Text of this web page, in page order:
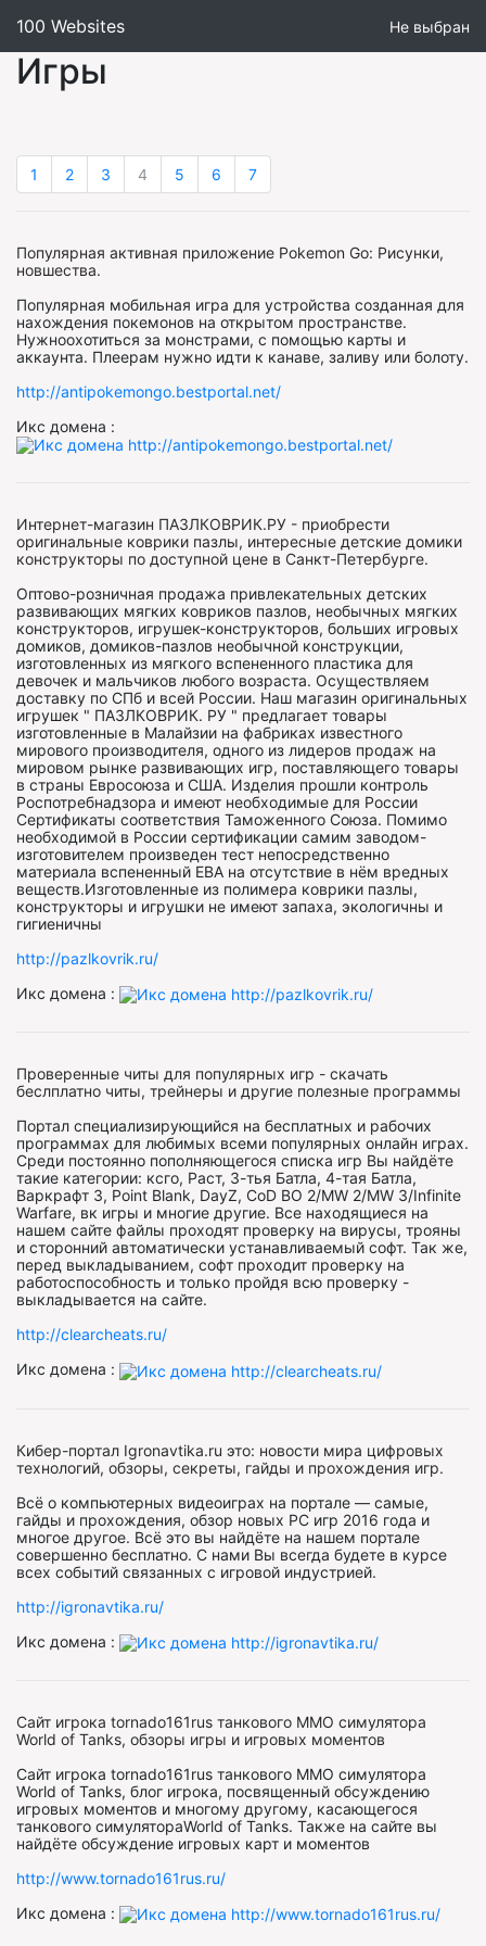
100 Websites Не выбран
Игры
1 2 3 4 5 6 7
Популярная активная приложение Pokemon Go: Рисунки,
новшества.
Популярная мобильная игра для устройства созданная для
нахождения покемонов на открытом пространстве.
Нужноохотиться за монстрами, с помощью карты и
аккаунта. Плеерам нужно идти к канаве, заливу или болоту.
http://antipokemongo.bestportal.net/
Икс домена :
Интернет-магазин ПАЗЛКОВРИК.РУ - приобрести
оригинальные коврики пазлы, интересные детские домики
конструкторы по доступной цене в Санкт-Петербурге.
Оптово-розничная продажа привлекательных детских
развивающих мягких ковриков пазлов, необычных мягких
конструкторов, игрушек-конструкторов, больших игровых
домиков, домиков-пазлов необычной конструкции,
изготовленных из мягкого вспененного пластика для
девочек и мальчиков любого возраста. Осуществляем
доставку по СПб и всей России. Наш магазин оригинальных
игрушек " ПАЗЛКОВРИК. РУ " предлагает товары
изготовленные в Малайзии на фабриках известного
мирового производителя, одного из лидеров продаж на
мировом рынке развивающих игр, поставляющего товары
в страны Евросоюза и США. Изделия прошли контроль
Роспотребнадзора и имеют необходимые для России
Сертификаты соответствия Таможенного Союза. Помимо
необходимой в России сертификации самим заводом-
изготовителем произведен тест непосредственно
материала вспененный ЕВА на отсутствие в нём вредных
веществ.Изготовленные из полимера коврики пазлы,
конструкторы и игрушки не имеют запаха, экологичны и
гигиеничны
http://pazlkovrik.ru/
Икс домена :
Проверенные читы для популярных игр - скачать
беслплатно читы, трейнеры и другие полезные программы
Портал специализирующийся на бесплатных и рабочих
программах для любимых всеми популярных онлайн играх.
Среди постоянно пополняющегося списка игр Вы найдёте
такие категории: ксго, Раст, 3-тья Батла, 4-тая Батла,
Варкрафт 3, Point Blank, DayZ, CoD BO 2/MW 2/MW 3/Infinite
Warfare, вк игры и многие другие. Все находящиеся на
нашем сайте файлы проходят проверку на вирусы, трояны
и сторонний автоматически устанавливаемый софт. Так же,
перед выкладыванием, софт проходит проверку на
работоспособность и только пройдя всю проверку -
выкладывается на сайте.
http://clearcheats.ru/
Икс домена :
Кибер-портал Igronavtika.ru это: новости мира цифровых
технологий, обзоры, секреты, гайды и прохождения игр.
Всё о компьютерных видеоиграх на портале — самые,
гайды и прохождения, обзор новых PC игр 2016 года и
многое другое. Всё это вы найдёте на нашем портале
совершенно бесплатно. С нами Вы всегда будете в курсе
всех событий связанных с игровой индустрией.
http://igronavtika.ru/
Икс домена :
Сайт игрока tornado161rus танкового MMO симулятора
World of Tanks, обзоры игры и игровых моментов
Сайт игрока tornado161rus танкового MMO симулятора
World of Tanks, блог игрока, посвященный обсуждению
игровых моментов и многому другому, касающегося
танкового симулятораWorld of Tanks. Также на сайте вы
найдёте обсуждение игровых карт и моментов
http://www.tornado161rus.ru/
Икс домена :